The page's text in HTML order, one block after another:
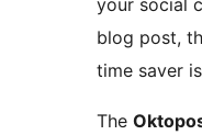
your social
blog post,
time saver
The